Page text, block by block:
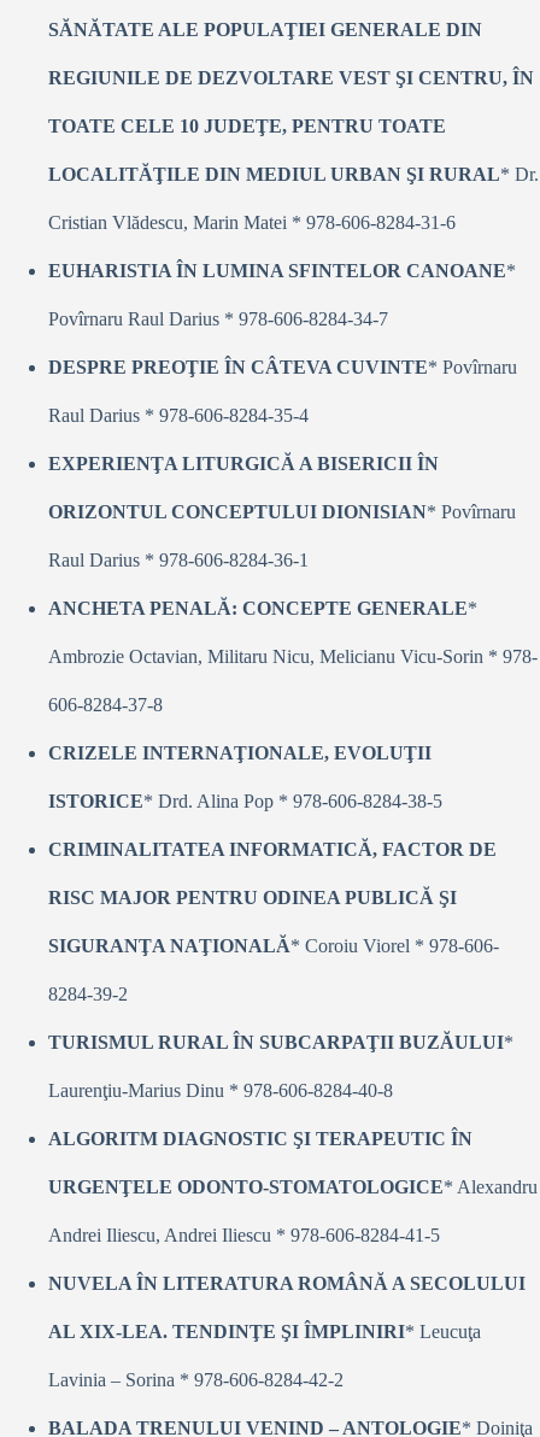
SĂNĂTATE ALE POPULAŢIEI GENERALE DIN
REGIUNILE DE DEZVOLTARE VEST ŞI CENTRU, ÎN
TOATE CELE 10 JUDEŢE, PENTRU TOATE
LOCALITĂŢILE DIN MEDIUL URBAN ŞI RURAL* Dr.
Cristian Vlădescu, Marin Matei * 978-606-8284-31-6
EUHARISTIA ÎN LUMINA SFINTELOR CANOANE*
Povîrnaru Raul Darius * 978-606-8284-34-7
DESPRE PREOŢIE ÎN CÂTEVA CUVINTE* Povîrnaru
Raul Darius * 978-606-8284-35-4
EXPERIENŢA LITURGICĂ A BISERICII ÎN
ORIZONTUL CONCEPTULUI DIONISIAN* Povîrnaru
Raul Darius * 978-606-8284-36-1
ANCHETA PENALĂ: CONCEPTE GENERALE*
Ambrozie Octavian, Militaru Nicu, Melicianu Vicu-Sorin * 978-
606-8284-37-8
CRIZELE INTERNAŢIONALE, EVOLUŢII
ISTORICE* Drd. Alina Pop * 978-606-8284-38-5
CRIMINALITATEA INFORMATICĂ, FACTOR DE
RISC MAJOR PENTRU ODINEA PUBLICĂ ŞI
SIGURANŢA NAŢIONALĂ* Coroiu Viorel * 978-606-
8284-39-2
TURISMUL RURAL ÎN SUBCARPAŢII BUZĂULUI*
Laurenţiu-Marius Dinu * 978-606-8284-40-8
ALGORITM DIAGNOSTIC ŞI TERAPEUTIC ÎN
URGENŢELE ODONTO-STOMATOLOGICE* Alexandru
Andrei Iliescu, Andrei Iliescu * 978-606-8284-41-5
NUVELA ÎN LITERATURA ROMÂNĂ A SECOLULUI
AL XIX-LEA. TENDINŢE ŞI ÎMPLINIRI* Leucuţa
Lavinia – Sorina * 978-606-8284-42-2
BALADA TRENULUI VENIND – ANTOLOGIE* Doiniţa